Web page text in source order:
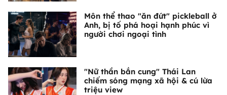
Môn thể thao "ăn đứt" pickleball ở
Anh, bị tố phá hoại hạnh phúc vì
người chơi ngoại tình
"Nữ thần bắn cung" Thái Lan
chiếm sóng mạng xã hội & cú lừa
triệu view